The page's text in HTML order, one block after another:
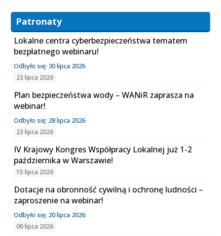
Patronaty
Lokalne centra cyberbezpieczeństwa tematem
bezpłatnego webinaru!
Odbyło się: 30 lipca 2026
23 lipca 2026
Plan bezpieczeństwa wody – WANiR zaprasza na
webinar!
Odbyło się: 28 lipca 2026
23 lipca 2026
IV Krajowy Kongres Współpracy Lokalnej już 1-2
października w Warszawie!
15 lipca 2026
Dotacje na obronność cywilną i ochronę ludności –
zaproszenie na webinar!
Odbyło się: 20 lipca 2026
06 lipca 2026